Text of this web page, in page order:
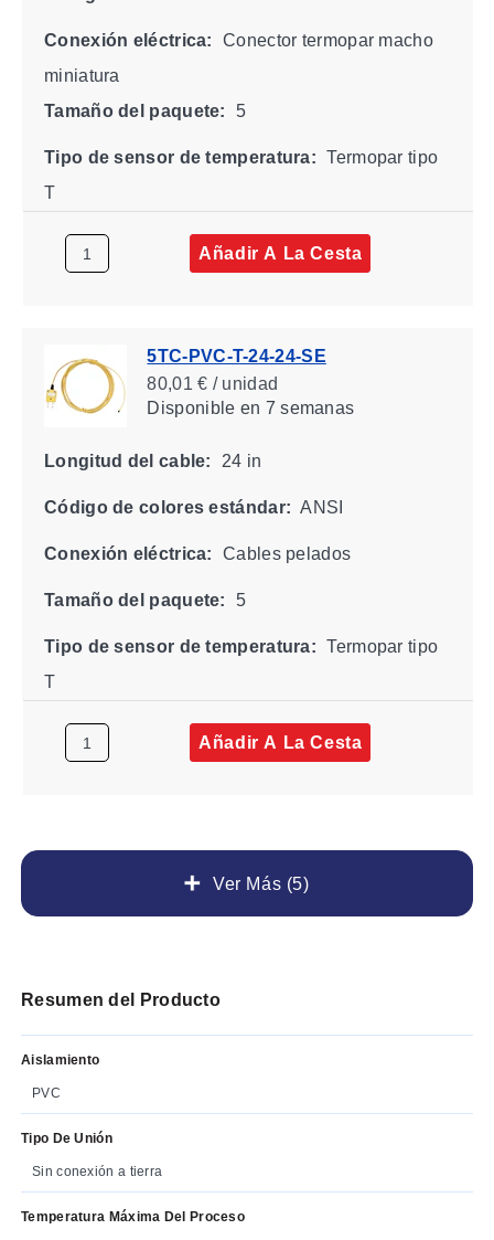
Ver Más (5)
Conexión eléctrica:
Conector termopar macho
miniatura
Tamaño del paquete:
5
Tipo de sensor de temperatura: Termopar tipo
T
Añadir A La Cesta
5TC-PVC-T-24-24-SE
80,01 € / unidad
Disponibleen 7 semanas
Longitud del cable: 24 in
Código de colores estándar: ANSI
Conexión eléctrica: Cables pelados
Tamaño del paquete: 5
Tipo de sensor de temperatura: Termopar tipo
T
Añadir A La Cesta
Resumen del Producto
Aislamiento
PVC
Tipo De Unión
Sin conexión a tierra
Temperatura Máxima Del Proceso